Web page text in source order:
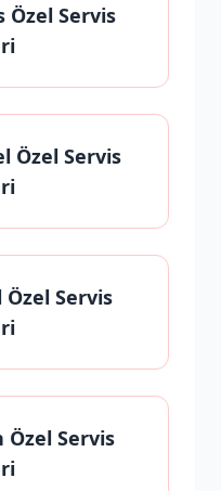
Servis
Özel Servis
Servis
Özel Servis